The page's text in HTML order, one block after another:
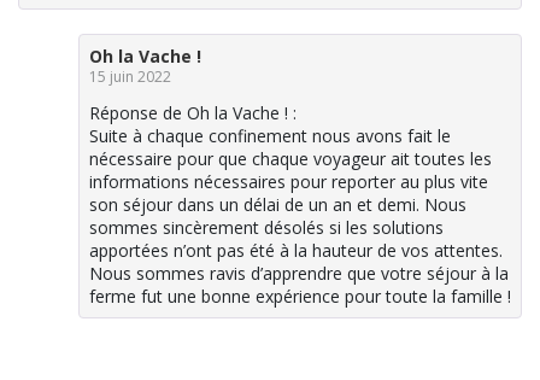
Oh la Vache !
15 juin 2022
Réponse de Oh la Vache ! :
Suite à chaque confinement nous avons fait le
nécessaire pour que chaque voyageur ait toutes les
informations nécessaires pour reporter au plus vite
son séjour dans un délai de un an et demi. Nous
sommes sincèrement désolés si les solutions
apportées n’ont pas été à la hauteur de vos attentes.
Nous sommes ravis d’apprendre que votre séjour à la
ferme fut une bonne expérience pour toute la famille !